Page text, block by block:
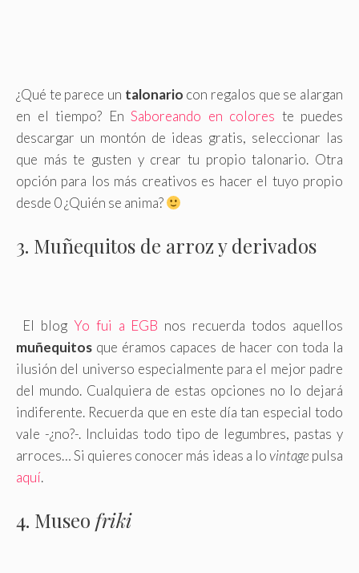
¿Qué te parece un talonario con regalos que se alargan
en el tiempo? En Saboreando en colores te puedes
descargar un montón de ideas gratis, seleccionar las
que más te gusten y crear tu propio talonario. Otra
opción para los más creativos es hacer el tuyo propio
desde 0 ¿Quién se anima?
3. Muñequitos de arroz y derivados
El blog Yo fui a EGB nos recuerda todos aquellos
muñequitos que éramos capaces de hacer con toda la
ilusión del universo especialmente para el mejor padre
del mundo. Cualquiera de estas opciones no lo dejará
indiferente. Recuerda que en este día tan especial todo
vale -¿no?-. Incluidas todo tipo de legumbres, pastas y
arroces… Si quieres conocer más ideas a lovintage pulsa
aquí.
4. Museo friki